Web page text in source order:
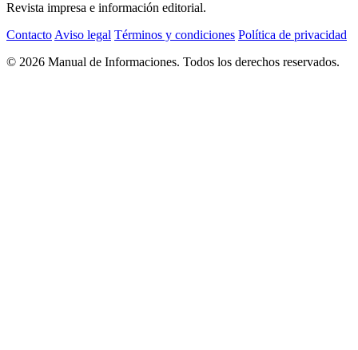
Revista impresa e información editorial.
Contacto Aviso legal Términos y condiciones Política de privacidad
© 2026 Manual de Informaciones. Todos los derechos reservados.